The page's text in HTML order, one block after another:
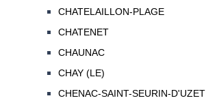
CHATELAILLON-PLAGE
CHATENET
CHAUNAC
CHAY (LE)
CHENAC-SAINT-SEURIN-D'UZET